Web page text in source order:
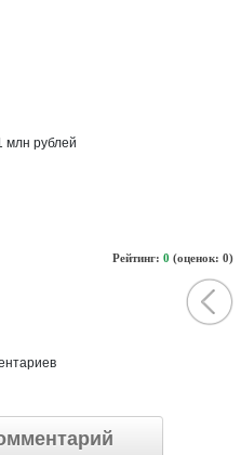
рублей
Рейтинг: 0 (оценок: 0)